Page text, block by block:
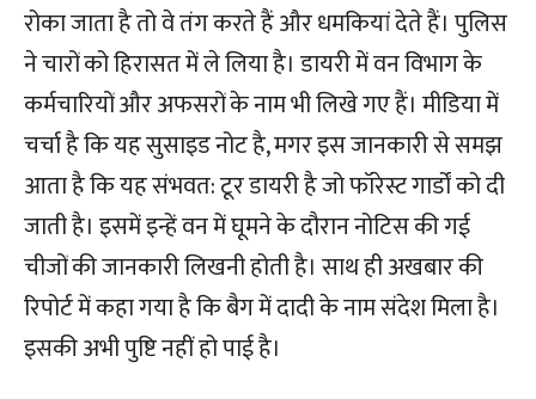
रोका जाता है तो वे तंग करते हैं और धमकियां देते हैं। पुलिस
ने चारों को हिरासत में ले लिया है। डायरी में वन विभाग के
कर्मचारियों और अफसरों के नाम भी लिखे गए हैं। मीडिया में
चर्चा है कि यह सुसाइड नोट है, मगर इस जानकारी से समझ
आता है कि यह संभवत: टूर डायरी है जो फॉरेस्ट गार्डों को दी
जाती है। इसमें इन्हें वन में घूमने के दौरान नोटिस की गई
चीजों की जानकारी लिखनी होती है। साथ ही अखबार की
रिपोर्ट में कहा गया है कि बैग में दादी के नाम संदेश मिला है।
इसकी अभी पुष्टि नहीं हो पाई है।